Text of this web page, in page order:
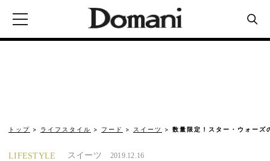
トップ ライフスタイル フード スイーツ 数量限定！スター・ウォー
LIFESTYLE スイーツ 2019.12.16